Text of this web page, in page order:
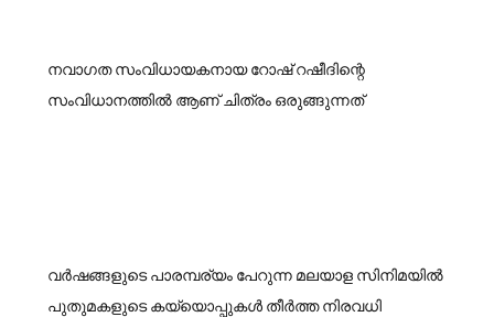
നവാഗത സംവിധായകനായ റോഷ് റഷീദിന്റെ
സംവിധാനത്തിൽ ആണ് ചിത്രം ഒരുങ്ങുന്നത്
വർഷങ്ങളുടെ പാരമ്പര്യം പേറുന്ന മലയാള സിനിമയിൽ
പുതുമകളുടെ കയ്യൊപ്പുകൾ തീർത്ത നിരവധി